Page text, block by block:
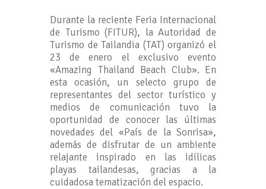
Durante la reciente Feria Internacional
de Turismo (FITUR), la Autoridad de
Turismo de Tailandia (TAT) organizó el
23 de enero el exclusivo evento
«Amazing Thailand Beach Club». En
esta ocasión, un selecto grupo de
representantes del sector turístico y
medios de comunicación tuvo la
oportunidad de conocer las últimas
novedades del «País de la Sonrisa»,
además de disfrutar de un ambiente
relajante inspirado en las idílicas
playas tailandesas, gracias a la
cuidadosa tematización del espacio.